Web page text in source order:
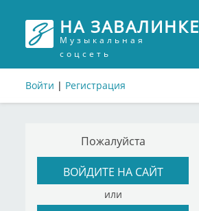
НА ЗАВАЛИНКЕ
Музыкальная
соцсеть
Войти | Регистрация
Пожалуйста
ВОЙДИТЕ НА САЙТ
или